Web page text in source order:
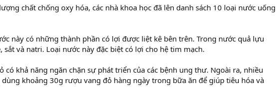
chất chống oxy hóa, các nhà khoa học đã lên danh sách 10 loại nước uống
này có những thành phần có lợi được liệt kê bên trên. Trong nước quả lựu
và natri. Loại nước này đặc biệt có lợi cho hệ tim mạch.
có khả năng ngăn chặn sự phát triển của các bệnh ung thư. Ngoài ra, nhiều
khoảng 30g rượu vang đỏ hàng ngày trong bữa ăn để giúp tiêu hóa và